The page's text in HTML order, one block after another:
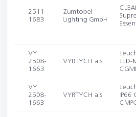
2511-
1683
Zumtobel
Lighting GmbH
VY
2508-
1663
VYRTYCH a.s.
LED-
VY
2508-
1663
VYRTYCH a.s.
IP66